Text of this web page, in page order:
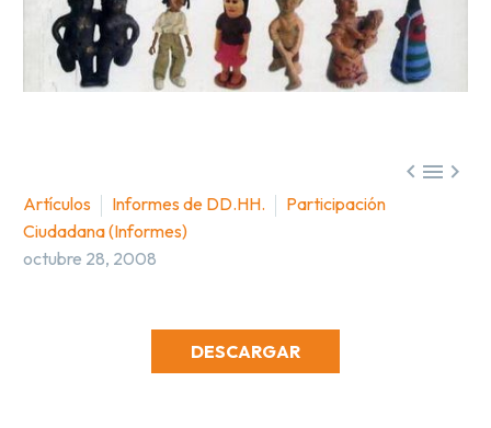

Artículos Informes de DD.HH.
Participación
Ciudadana (Informes)
octubre 28, 2008
DESCARGAR